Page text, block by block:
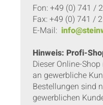
Fon: +49 (0) 741 /
Fax: +49 (0) 741 /
E-Mail:
Hinweis: Profi-
Dieser Online-
an gewerbliche
Bestellungen sind
gewerblichen